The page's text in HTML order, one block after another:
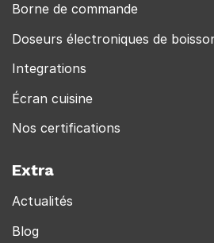
Borne de commande
Doseurs électroniques de
Integrations
Écran cuisine
Nos certifications
Extra
Actualités
Blog